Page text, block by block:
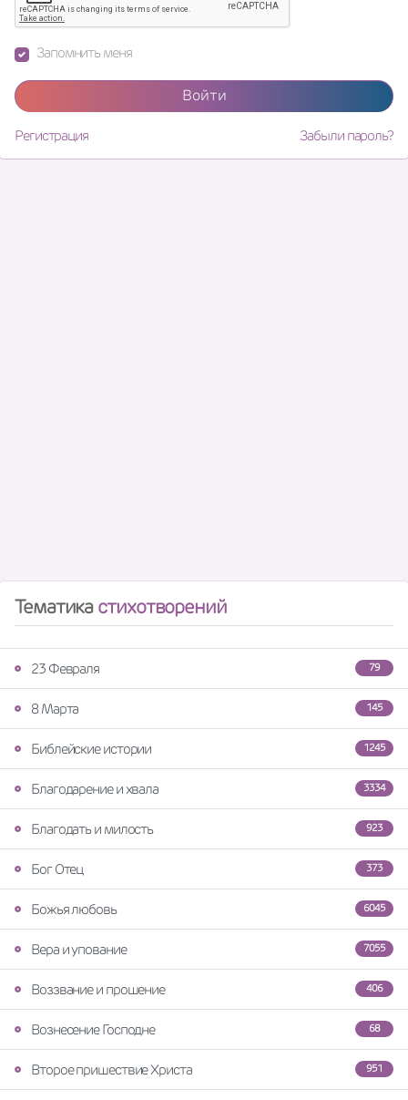
Запомнить меня
Войти
Регистрация Забыли пароль?
Тематикастихотворений
79
23 Февраля
145
8 Марта
1245
Библейские истории
3334
Благодарение и хвала
923
Благодать и милость
373
Бог Отец
6045
Божья любовь
7055
Вера и упование
406
Воззвание и прошение
68
Вознесение Господне
951
Второе пришествие Христа